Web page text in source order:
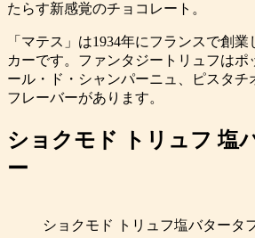
たらす新感覚のチョコレート。
「マテス」は1934年にフランスで創
カーです。ファンタジートリュフはポ
ール・ド・シャンパーニュ、ピスタチ
フレーバーがあります。
ショクモド トリュフ 塩
ー
ショクモド トリュフ塩バタータ